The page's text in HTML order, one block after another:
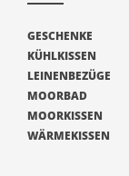
GESCHENKE
KÜHLKISSEN
LEINENBEZÜGE
MOORBAD
MOORKISSEN
WÄRMEKISSEN